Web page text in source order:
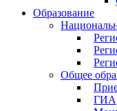
Образование
Общее
ГИА